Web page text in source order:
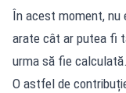
În acest moment, nu
arate cât ar putea fi
urma să fie calculată.
O astfel de